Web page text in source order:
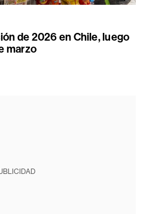
de 2026 en Chile, luego
marzo